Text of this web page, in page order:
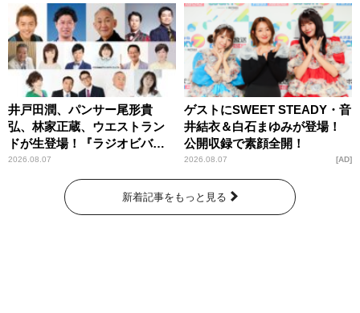
井戸田潤、パンサー尾形貴
弘、林家正蔵、ウエストラン
ドが生登場！『ラジオビバリ
ー昼ズ』
2026.08.07
ゲストにSWEET STEADY・音
井結衣＆白石まゆみが登場！
公開収録で素顔全開！
2026.08.07 AD
新着記事をもっと見る